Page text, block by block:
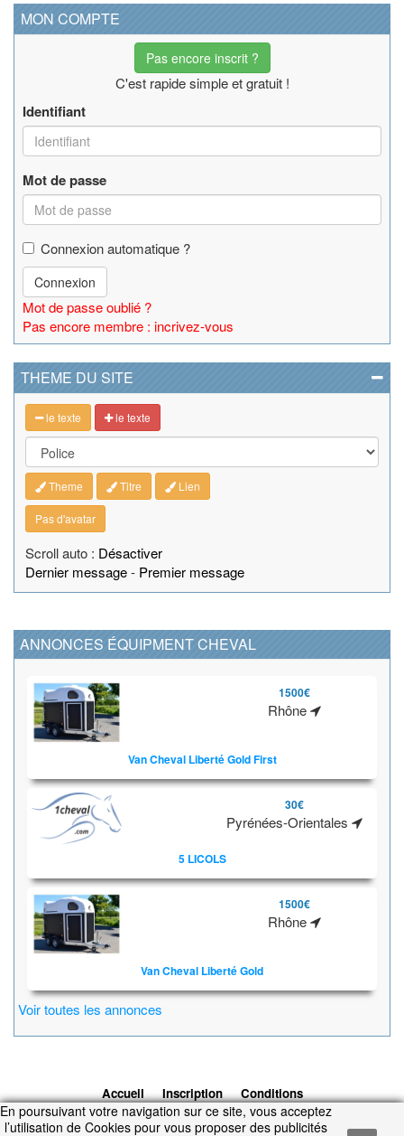
MON COMPTE
Pas encore inscrit ?
C'est rapide simple et gratuit !
Identifiant
Mot de passe
Connexion automatique ?
Connexion
Mot de passe oublié ?
Pas encore membre : incrivez-vous
THEME DU SITE
le texte le texte
Theme Titre Lien
Pas d'avatar
Scroll auto : Désactiver
Dernier message- Premier message
ANNONCES ÉQUIPMENT CHEVAL
1500€
Rhône
Van Cheval Liberté Gold First
30€
Pyrénées-Orientales
5 LICOLS
1500€
Rhône
Van Cheval Liberté Gold
Voir toutes les annonces
Accueil Inscription
Conditions
d'utilisation
Contacts © 2026 1cheval.com
Ecurie Virtuelle -
Jeu Cheval
En poursuivant votre navigation sur ce site, vous acceptez
l’utilisation de Cookies pour vous proposer des publicités